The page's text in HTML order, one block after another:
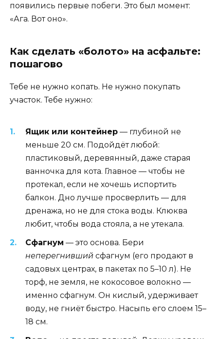
появились первые побеги. Это был момент:
«Ага. Вот оно».
Как сделать «болото» на асфальте:
пошагово
Тебе не нужно копать. Не нужно покупать
участок. Тебе нужно:
Ящик или контейнер — глубиной не
меньше 20 см. Подойдёт любой:
пластиковый, деревянный, даже старая
ванночка для кота. Главное — чтобы не
протекал, если не хочешь испортить
балкон. Дно лучше просверлить — для
дренажа, но не для стока воды. Клюква
любит, чтобы вода стояла, а не утекала.
Сфагнум — это основа. Бери
неперегнивший сфагнум (его продают в
садовых центрах, в пакетах по 5–10 л). Не
торф, не земля, не кокосовое волокно —
именно сфагнум. Он кислый, удерживает
воду, не гниёт быстро. Насыпь его слоем 15–
18 см.